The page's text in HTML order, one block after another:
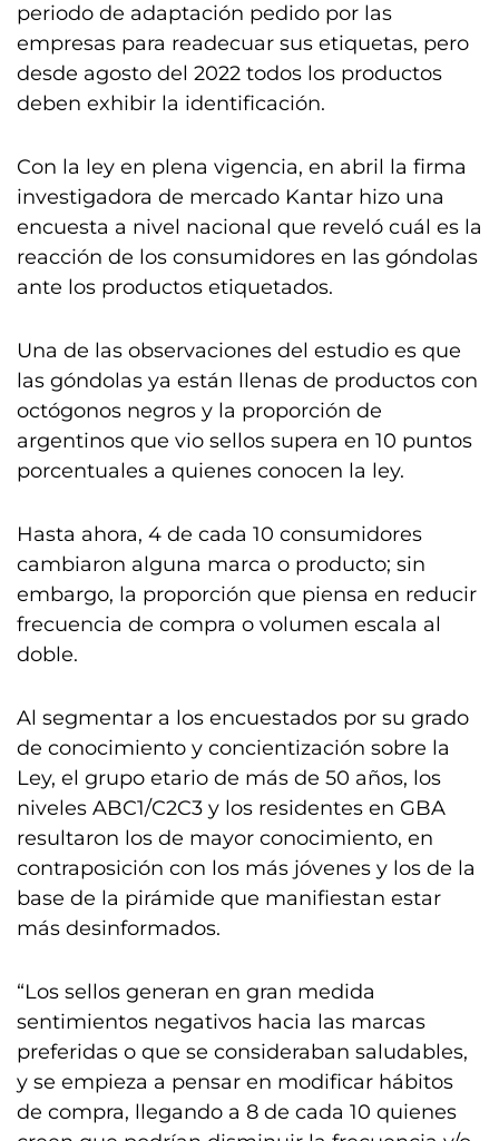
periodo de adaptación pedido por las
empresas para readecuar sus etiquetas, pero
desde agosto del 2022 todos los productos
deben exhibir la identificación.
Con la ley en plena vigencia, en abril la firma
investigadora de mercado Kantar hizo una
encuesta a nivel nacional que reveló cuál es la
reacción de los consumidores en las góndolas
ante los productos etiquetados.
Una de las observaciones del estudio es que
las góndolas ya están llenas de productos con
octógonos negros y la proporción de
argentinos que vio sellos supera en 10 puntos
porcentuales a quienes conocen la ley.
Hasta ahora, 4 de cada 10 consumidores
cambiaron alguna marca o producto; sin
embargo, la proporción que piensa en reducir
frecuencia de compra o volumen escala al
doble.
Al segmentar a los encuestados por su grado
de conocimiento y concientización sobre la
Ley, el grupo etario de más de 50 años, los
niveles ABC1/C2C3 y los residentes en GBA
resultaron los de mayor conocimiento, en
contraposición con los más jóvenes y los de la
base de la pirámide que manifiestan estar
más desinformados.
“Los sellos generan en gran medida
sentimientos negativos hacia las marcas
preferidas o que se consideraban saludables,
y se empieza a pensar en modificar hábitos
de compra, llegando a 8 de cada 10 quienes